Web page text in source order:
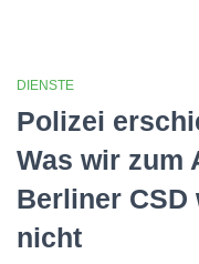
DIENSTE
Polizei
Was wir zum
Berliner CSD
nicht